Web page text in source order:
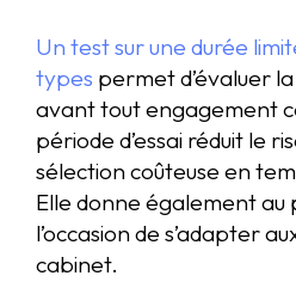
Un test sur une durée
types permet d’évaluer
avant tout engagement
période d’essai réduit le
sélection coûteuse en
Elle donne également au
l’occasion de s’adapter
cabinet.